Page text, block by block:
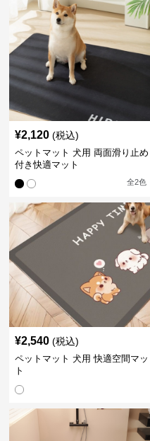
¥2,120 (税込)
ペットマット 犬用 両面滑り止め
付き快適マット
全2色
¥2,540 (税込)
ペットマット 犬用 快適空間マッ
ト